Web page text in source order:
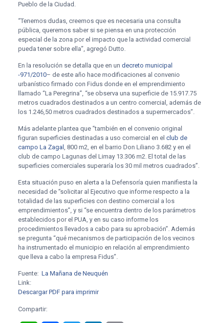
Pueblo de la Ciudad.
“Tenemos dudas, creemos que es necesaria una consulta
pública, queremos saber si se piensa en una protección
especial de la zona por el impacto que la actividad comercial
pueda tener sobre ella”, agregó Dutto.
En la resolución se detalla que en un decreto municipal
-971/2010– de este año hace modificaciones al convenio
urbanístico firmado con Fidus donde en el emprendimiento
llamado “La Peregrina”, “se observa una superficie de 15.917.75
metros cuadrados destinados a un centro comercial, además de
los 1.246,50 metros cuadrados destinados a supermercados”.
Más adelante plantea que “también en el convenio original
figuran superficies destinadas a uso comercial en el club de
campo La Zagal , 800 m2, en el barrio Don Liliano 3.682 y en el
club de campo Lagunas del Limay 13.306 m2. El total de las
superficies comerciales superaría los 30 mil metros cuadrados”.
Esta situación puso en alerta a la Defensoría quien manifiesta la
necesidad de “solicitar al Ejecutivo que informe respecto a la
totalidad de las superficies con destino comercial a los
emprendimientos”, y si “se encuentra dentro de los parámetros
establecidos por el PUA, y en su caso informe los
procedimientos llevados a cabo para su aprobación”. Además
se pregunta “qué mecanismos de participación de los vecinos
ha instrumentado el municipio en relación al emprendimiento
que lleva a cabo la empresa Fidus”.
Fuente: La Mañana de Neuquén
Link:
Descargar PDF para imprimir
Compartir: